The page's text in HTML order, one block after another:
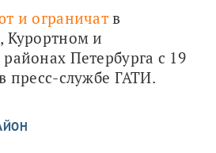
и ограничат в
Курортном и
Петербурга с 19
пресс-службе ГАТИ.